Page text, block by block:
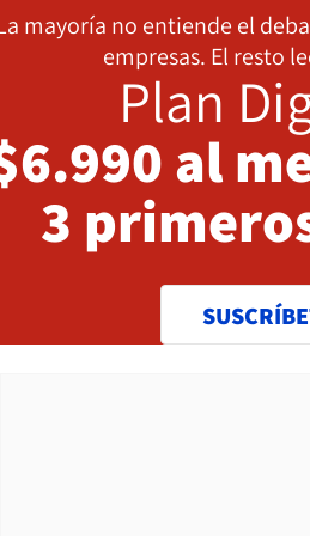
mayoría no entiende el
empresas. El resto
Plan
al
3